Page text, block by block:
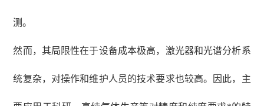
测。
然而，其局限性在于设备成本极高，激光器和光谱分析系
统复杂，对操作和维护人员的技术要求也较高。因此，主